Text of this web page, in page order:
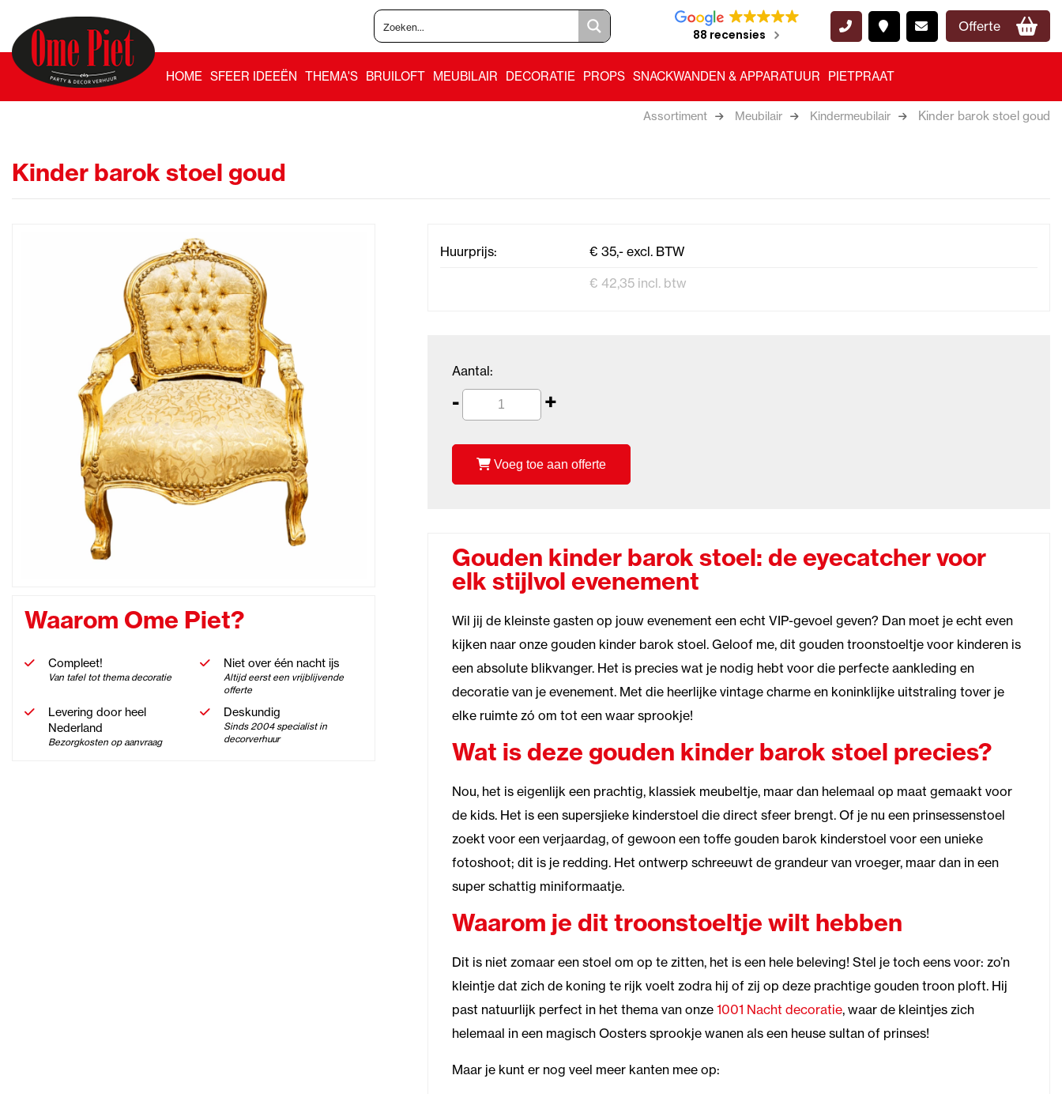
88 recensies
Offerte
HOME SFEER IDEEËN THEMA'S BRUILOFT MEUBILAIR DECORATIE PROPS SNACKWANDEN & APPARATUUR PIETPRAAT
Assortiment Meubilair Kindermeubilair Kinder barok stoel goud
Kinder barok stoel goud
Waarom Ome Piet?
Compleet!
Van tafel tot thema decoratie
Niet over één nacht ijs
Altijd eerst een vrijblijvende
offerte
Levering door heel
Nederland
Bezorgkosten op aanvraag
Deskundig
Sinds 2004 specialist in
decorverhuur
Huurprijs:
€ 35,- excl. BTW
€ 42,35 incl. btw
Aantal:
- +
Voeg toe aan offerte
Gouden kinder barok stoel: de eyecatcher voor
elk stijlvol evenement
Wil jij de kleinste gasten op jouw evenement een echt VIP-gevoel geven? Dan moet je echt even
kijken naar onze gouden kinder barok stoel. Geloof me, dit gouden troonstoeltje voor kinderen is
een absolute blikvanger. Het is precies wat je nodig hebt voor die perfecte aankleding en
decoratie van je evenement. Met die heerlijke vintage charme en koninklijke uitstraling tover je
elke ruimte zó om tot een waar sprookje!
Wat is deze gouden kinder barok stoel precies?
Nou, het is eigenlijk een prachtig, klassiek meubeltje, maar dan helemaal op maat gemaakt voor
de kids. Het is een supersjieke kinderstoel die direct sfeer brengt. Of je nu een prinsessenstoel
zoekt voor een verjaardag, of gewoon een toffe gouden barok kinderstoel voor een unieke
fotoshoot; dit is je redding. Het ontwerp schreeuwt de grandeur van vroeger, maar dan in een
super schattig miniformaatje.
Waarom je dit troonstoeltje wilt hebben
Dit is niet zomaar een stoel om op te zitten, het is een hele beleving! Stel je toch eens voor: zo’n
kleintje dat zich de koning te rijk voelt zodra hij of zij op deze prachtige gouden troon ploft. Hij
past natuurlijk perfect in het thema van onze 1001 Nacht decoratie, waar de kleintjes zich
helemaal in een magisch Oosters sprookje wanen als een heuse sultan of prinses!
Maar je kunt er nog veel meer kanten mee op: